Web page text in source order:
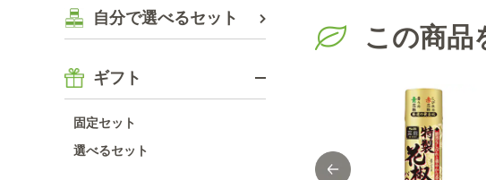
自分で選べるセット
ギフト
固定セット
選べるセット
この商品